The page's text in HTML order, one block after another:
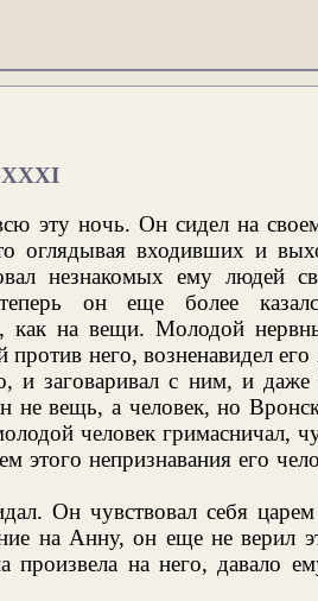
XXXI
эту ночь. Он сидел на
оглядывая входивших и
незнакомых ему людей
теперь он еще более
на вещи. Молодой
него, возненавидел его
и заговаривал с ним, и даже
не вещь, а человек, но
человек гримасничал,
этого непризнавания его
Он чувствовал себя
на Анну, он еще не верил
произвела на него, давало